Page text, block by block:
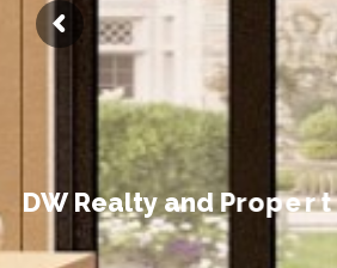
DW Realtyand Property